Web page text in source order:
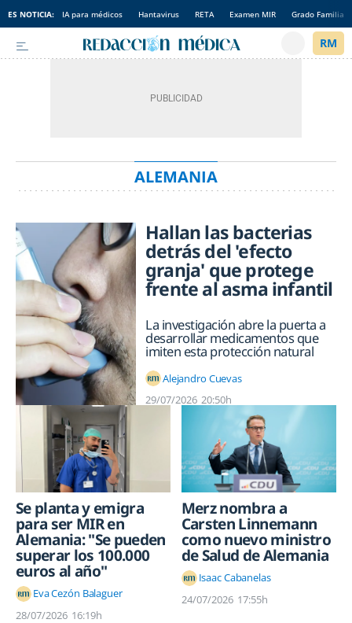
ES NOTICIA: IA para médicos Hantavirus RETA Examen MIR Grado Familia
ALEMANIA
Hallan las bacterias
detrás del 'efecto
granja' que protege
frente al asma infantil
La investigación abre la puerta a
desarrollar medicamentos que
imiten esta protección natural
Alejandro Cuevas
29/07/2026 20:50h
Se planta y emigra
para ser MIR en
Alemania: "Se pueden
superar los 100.000
euros al año"
Eva Cezón Balaguer
28/07/2026 16:19h
Merz nombra a
Carsten Linnemann
como nuevo ministro
de Salud de Alemania
Isaac Cabanelas
24/07/2026 17:55h